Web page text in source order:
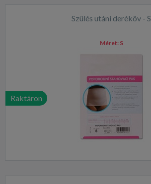
Szülés utáni deréköv - S
Raktáron
Méret: S